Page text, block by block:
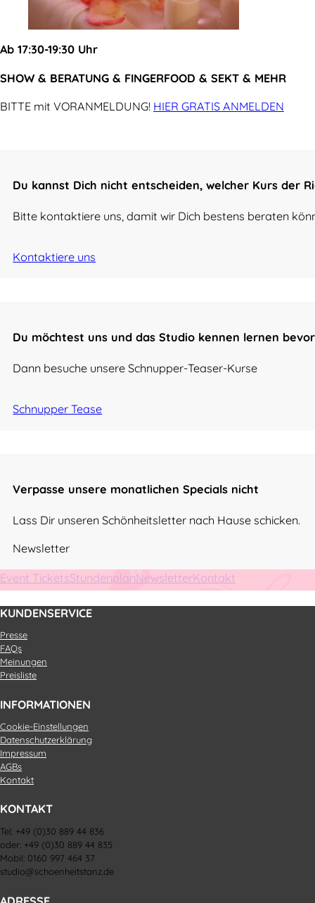
Ab 17:30-19:30 Uhr
SHOW & BERATUNG & FINGERFOOD & SEKT & MEHR
BITTE mit VORANMELDUNG! HIER GRATIS ANMELDEN
Du kannst Dich nicht entscheiden, welcher Kurs der
Bitte kontaktiere uns, damit wir Dich bestens beraten
Kontaktiere uns
Du möchtest uns und das Studio kennen lernen
Dann besuche unsere Schnupper-Teaser-Kurse
Schnupper Tease
Verpasse unsere monatlichen Specials nicht
Lass Dir unseren Schönheitsletter nach Hause schicken.
Newsletter
Event TicketsStundenplanNewsletter Kontakt
KUNDENSERVICE
Presse
FAQs
Meinungen
Preisliste
INFORMATIONEN
Cookie-Einstellungen
Datenschutzerklärung
Impressum
AGBs
Kontakt
KONTAKT
Tel: +49 (0)30 889 44 836
oder: +49 (0)30 889 44 835
Mobil: 0160 997 464 37
studio@schoenheitstanz.de